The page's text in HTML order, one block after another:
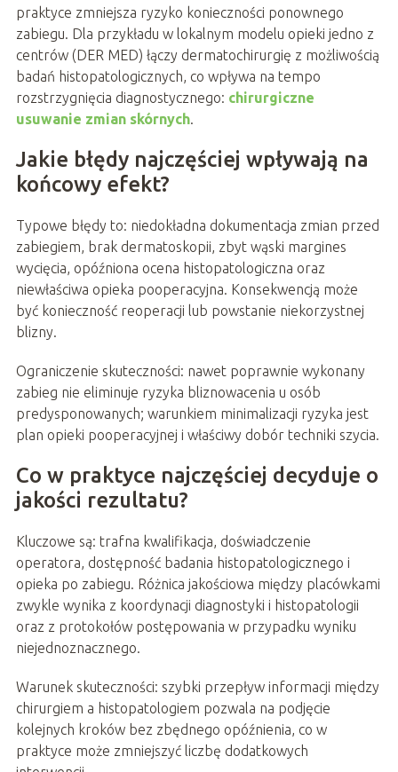
praktyce zmniejsza ryzyko konieczności ponownego
zabiegu. Dla przykładu w lokalnym modelu opieki jedno z
centrów (DER MED) łączy dermatochirurgię z możliwością
badań histopatologicznych, co wpływa na tempo
rozstrzygnięcia diagnostycznego: chirurgiczne
usuwanie zmian skórnych.
Jakie błędy najczęściej wpływają na
końcowy efekt?
Typowe błędy to: niedokładna dokumentacja zmian przed
zabiegiem, brak dermatoskopii, zbyt wąski margines
wycięcia, opóźniona ocena histopatologiczna oraz
niewłaściwa opieka pooperacyjna. Konsekwencją może
być konieczność reoperacji lub powstanie niekorzystnej
blizny.
Ograniczenie skuteczności: nawet poprawnie wykonany
zabieg nie eliminuje ryzyka bliznowacenia u osób
predysponowanych; warunkiem minimalizacji ryzyka jest
plan opieki pooperacyjnej i właściwy dobór techniki szycia.
Co w praktyce najczęściej decyduje o
jakości rezultatu?
Kluczowe są: trafna kwalifikacja, doświadczenie
operatora, dostępność badania histopatologicznego i
opieka po zabiegu. Różnica jakościowa między placówkami
zwykle wynika z koordynacji diagnostyki i histopatologii
oraz z protokołów postępowania w przypadku wyniku
niejednoznacznego.
Warunek skuteczności: szybki przepływ informacji między
chirurgiem a histopatologiem pozwala na podjęcie
kolejnych kroków bez zbędnego opóźnienia, co w
praktyce może zmniejszyć liczbę dodatkowych